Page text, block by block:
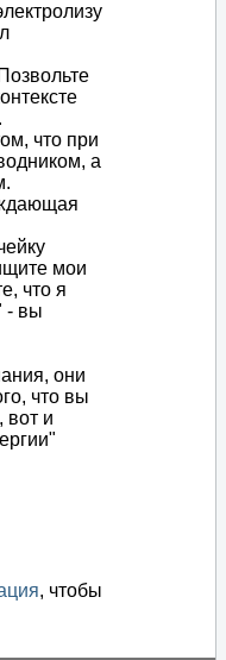
что при
а
мои
что я
- вы
они
что вы
вот и
, чтобы